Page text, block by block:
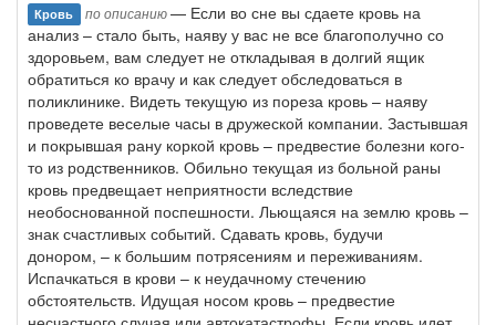
Кровь по описанию— Если во сне вы сдаете кровь на
анализ – стало быть, наяву у вас не все благополучно со
здоровьем, вам следует не откладывая в долгий ящик
обратиться ко врачу и как следует обследоваться в
поликлинике. Видеть текущую из пореза кровь – наяву
проведете веселые часы в дружеской компании. Застывшая
и покрывшая рану коркой кровь – предвестие болезни кого-
то из родственников. Обильно текущая из больной раны
кровь предвещает неприятности вследствие
необоснованной поспешности. Льющаяся на землю кровь –
знак счастливых событий. Сдавать кровь, будучи
донором, – к большим потрясениям и переживаниям.
Испачкаться в крови – к неудачному стечению
обстоятельств. Идущая носом кровь – предвестие